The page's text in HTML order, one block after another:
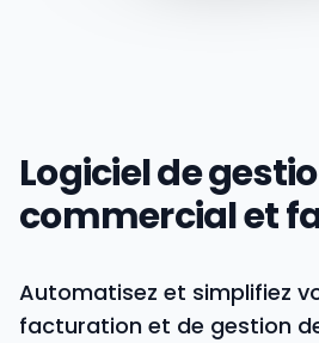
Logiciel de
commercial et
Automatisez et simplifiez
facturation et de gestion